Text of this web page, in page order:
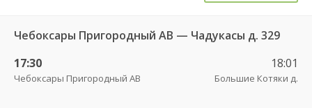
Чебоксары Пригородный АВ — Чадукасы д. 329
17:30
Чебоксары Пригородный АВ
18:01
Большие Котяки д.